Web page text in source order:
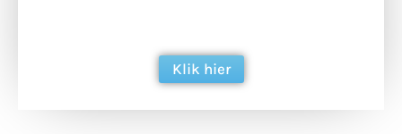
Klik hier